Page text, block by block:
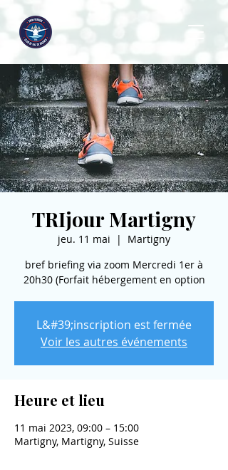
TRIjour Martigny
jeu. 11 mai
  |
Martigny
bref briefing via zoom Mercredi 1er à
20h30 (Forfait hébergement en option
L&#39;inscription est fermée
Voir les autres événements
Heure et lieu
11 mai 2023, 09:00 – 15:00
Martigny, Martigny, Suisse